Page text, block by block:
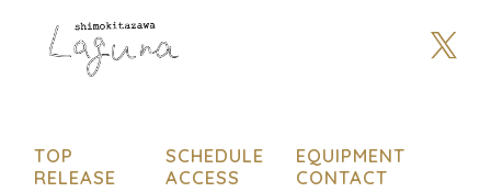
TOP SCHEDULE
EQUIPMENT
RELEASE
ACCESS CONTACT